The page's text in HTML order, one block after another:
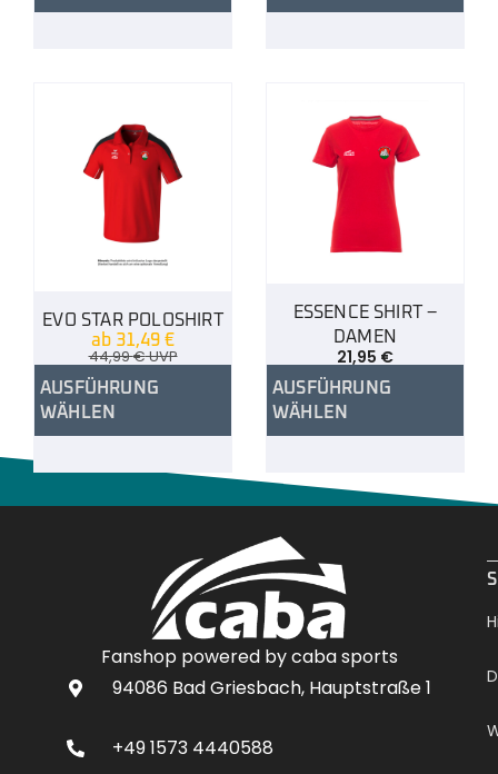
EVO STAR POLOSHIRT
ab 31,49 €
44,99€UVP
AUSFÜHRUNG
WÄHLEN
ESSENCE SHIRT –
DAMEN
21,95 €
AUSFÜHRUNG
WÄHLEN
Fanshop powered by caba sports
94086 Bad Griesbach, Hauptstraße 1
+49 1573 4440588